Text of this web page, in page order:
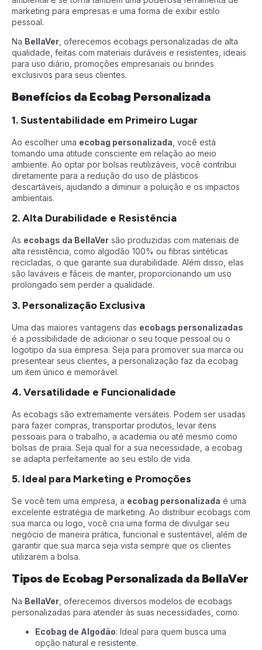
marketing para empresas e uma forma de exibir estilo
pessoal.
Na BellaVer, oferecemos ecobags personalizadas de alta
qualidade, feitas com materiais duráveis e resistentes, ideais
para uso diário, promoções empresariais ou brindes
exclusivos para seus clientes.
Benefícios da Ecobag Personalizada
1. Sustentabilidade em Primeiro Lugar
Ao escolher uma ecobag personalizada , você está
tomando uma atitude consciente em relação ao meio
ambiente. Ao optar por bolsas reutilizáveis, você contribui
diretamente para a redução do uso de plásticos
descartáveis, ajudando a diminuir a poluição e os impactos
ambientais.
2. Alta Durabilidade e Resistência
As ecobags da BellaVer são produzidas com materiais de
alta resistência, como algodão 100% ou fibras sintéticas
recicladas, o que garante sua durabilidade. Além disso, elas
são laváveis e fáceis de manter, proporcionando um uso
prolongado sem perder a qualidade.
3. Personalização Exclusiva
Uma das maiores vantagens das ecobags personalizadas
é a possibilidade de adicionar o seu toque pessoal ou o
logotipo da sua empresa. Seja para promover sua marca ou
presentear seus clientes, a personalização faz da ecobag
um item único e memorável.
4. Versatilidade e Funcionalidade
As ecobags são extremamente versáteis. Podem ser usadas
para fazer compras, transportar produtos, levar itens
pessoais para o trabalho, a academia ou até mesmo como
bolsas de praia. Seja qual for a sua necessidade, a ecobag
se adapta perfeitamente ao seu estilo de vida.
5. Ideal para Marketing e Promoções
Se você tem uma empresa, a ecobag personalizada é uma
excelente estratégia de marketing. Ao distribuir ecobags com
sua marca ou logo, você cria uma forma de divulgar seu
negócio de maneira prática, funcional e sustentável, além de
garantir que sua marca seja vista sempre que os clientes
utilizarem a bolsa.
Tipos de Ecobag Personalizada da BellaVer
Na BellaVer , oferecemos diversos modelos de ecobags
personalizadas para atender às suas necessidades, como:
Ecobag de Algodão: Ideal para quem busca uma
opção natural e resistente.